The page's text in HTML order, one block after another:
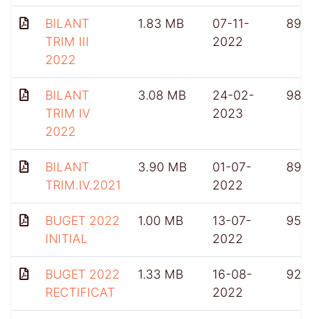
BILANT
TRIM III
2022
1.83 MB
07-11-
2022
896
BILANT
TRIM IV
2022
3.08 MB
24-02-
2023
980
BILANT
TRIM.IV.2021
3.90 MB
01-07-
2022
899
BUGET 2022
INITIAL
1.00 MB
13-07-
2022
953
BUGET 2022
RECTIFICAT
1.33 MB
16-08-
2022
922